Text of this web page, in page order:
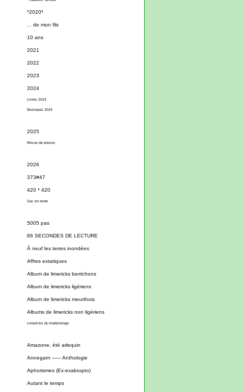
*2020*
... de mon fils
10 ans
2021
2022
2023
2024
Livres 2024
Musiques 2024
2025
Revue de presse
2026
373#47
420 * 420
Sac en rente
5005 pas
66 SECONDES DE LECTURE
À neuf les terres inondées
Affres extatiques
Album de limericks berrichons
Album de limericks ligériens
Album de limericks meurthois
Albums de limericks non ligériens
Limericks du martyrologe
Amazone, été arlequin
Annegarn ––– Anthologie
Aphorismes (Ex-exabrupto)
Autant le temps